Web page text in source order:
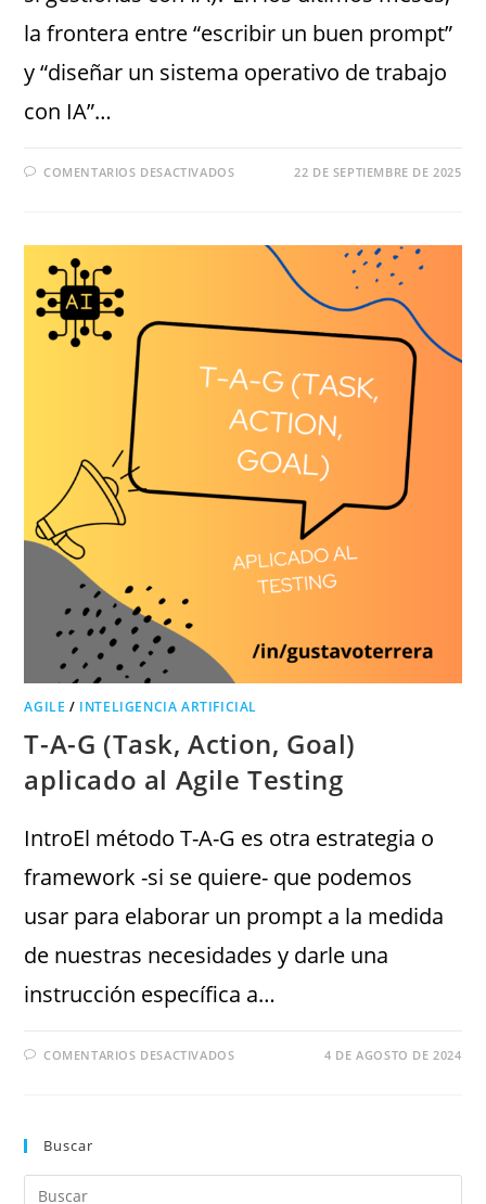
la frontera entre “escribir un buen prompt”
y “diseñar un sistema operativo de trabajo
con IA”…
COMENTARIOS DESACTIVADOS 22 DE SEPTIEMBRE DE 2025
AGILE / INTELIGENCIA ARTIFICIAL
T-A-G (Task, Action, Goal)
aplicado al Agile Testing
IntroEl método T-A-G es otra estrategia o
framework -si se quiere- que podemos
usar para elaborar un prompt a la medida
de nuestras necesidades y darle una
instrucción específica a…
COMENTARIOS DESACTIVADOS 4 DE AGOSTO DE 2024
Buscar